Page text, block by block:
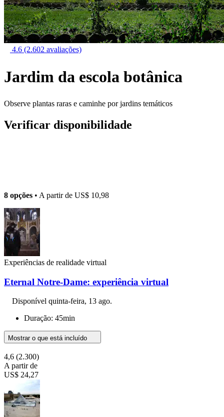
4.6 (2.602 avaliações)
Jardim da escola botânica
Observe plantas raras e caminhe por jardins temáticos
Verificar disponibilidade
8 opções • A partir de US$ 10,98
Experiências de realidade virtual
Eternal Notre-Dame: experiência virtual
Disponível quinta-feira, 13 ago.
Duração: 45min
Mostrar o que está incluído
4,6 (2.300)
A partir de
US$ 24,27